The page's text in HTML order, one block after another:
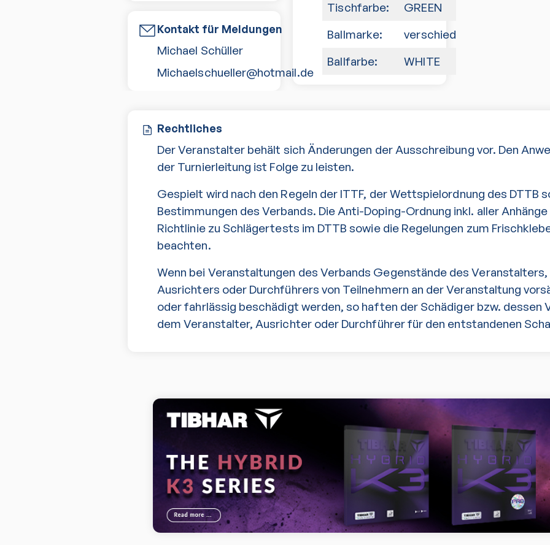
Kontakt für Meldungen
Michael Schüller
Michaelschueller@hotmail.de
Tischfarbe:
GREEN
Ballmarke:
verschiedene
Ballfarbe:
WHITE
Rechtliches
Der Veranstalter behält sich Änderungen der Ausschreibung vor. Den
der Turnierleitung ist Folge zu leisten.
Gespielt wird nach den Regeln der ITTF, der Wettspielordnung des DTTB
Bestimmungen des Verbands. Die Anti-Doping-Ordnung inkl. aller Anhänge
Richtlinie zu Schlägertests im DTTB sowie die Regelungen zum
beachten.
Wenn bei Veranstaltungen des Verbands Gegenstände des Veranstalters,
Ausrichters oder Durchführers von Teilnehmern an der Veranstaltung
oder fahrlässig beschädigt werden, so haften der Schädiger bzw. dessen
dem Veranstalter, Ausrichter oder Durchführer für den entstandenen